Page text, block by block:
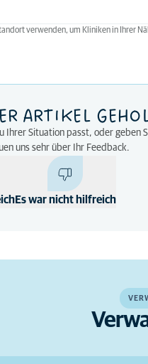
verwenden, um Kliniken in Ihrer
ARTIKEL
Ihrer Situation passt, oder geben
uns sehr über Ihr Feedback.
Es war nicht hilfreich